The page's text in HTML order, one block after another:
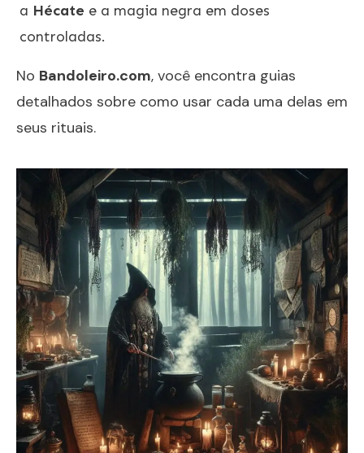
a Hécate e a magia negra em doses
controladas.
No Bandoleiro.com, você encontra guias
detalhados sobre como usar cada uma delas em
seus rituais.